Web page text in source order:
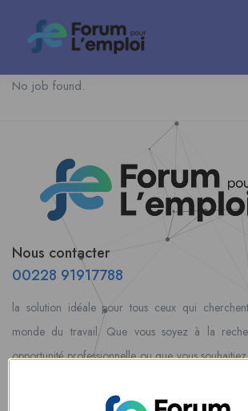
No job found.
Nous contacter
00228 91917788
la solution idéale pour tous ceux qui
monde du travail. Que vous soyez à la
opportunité professionnelle ou que vous